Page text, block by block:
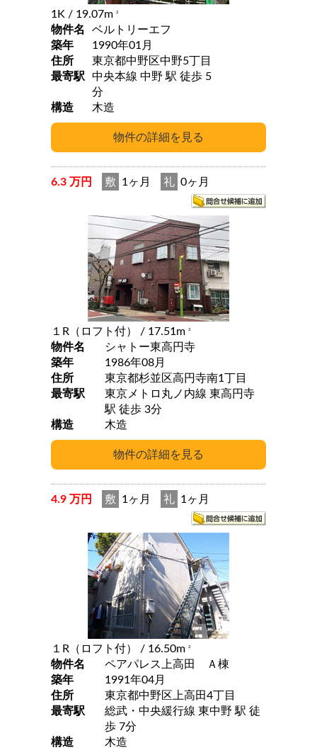
1K / 19.07m 2
物件名
ベルトリーエフ
築年
1990年01月
住所
東京都中野区中野5丁目
最寄駅
中央本線 中野 駅 徒歩 5
分
構造
木造
6.3 万円 敷 1ヶ月 礼 0ヶ月
１R（ロフト付） / 17.51m 2
物件名
シャトー東高円寺
築年
1986年08月
住所
東京都杉並区高円寺南1丁目
最寄駅
東京メトロ丸ノ内線 東高円寺
駅 徒歩 3分
構造
木造
4.9 万円 敷 1ヶ月 礼 1ヶ月
１R（ロフト付） / 16.50m 2
物件名
ペアパレス上高田 Ａ棟
築年
1991年04月
住所
東京都中野区上高田4丁目
最寄駅
総武・中央緩行線 東中野 駅 徒
歩 7分
構造
木造